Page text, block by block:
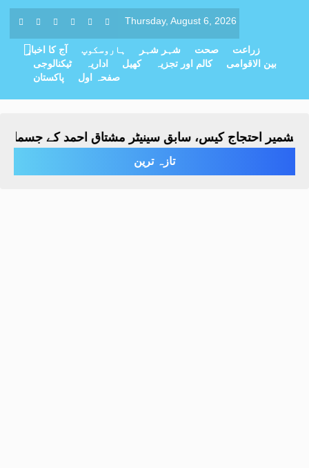
Thursday, August 6, 2026
آج کا اخبار ہاروسکوپ شہر شہر صحت
زراعت
ٹیکنالوجی
اداریہ کھیل کالم اور تجزیہ
بین الاقوامی
پاکستان
صفحہ اول
احتجاج کیس، سابق سینیٹر مشتاق احمد کے جسمانی ریمانڈ میں 4
تازہ ترین